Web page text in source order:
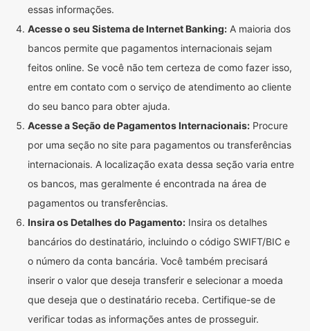
essas informações.
Acesse o seu Sistema de Internet Banking: A maioria dos
bancos permite que pagamentos internacionais sejam
feitos online. Se você não tem certeza de como fazer isso,
entre em contato com o serviço de atendimento ao cliente
do seu banco para obter ajuda.
Acesse a Seção de Pagamentos Internacionais: Procure
por uma seção no site para pagamentos ou transferências
internacionais. A localização exata dessa seção varia entre
os bancos, mas geralmente é encontrada na área de
pagamentos ou transferências.
Insira os Detalhes do Pagamento: Insira os detalhes
bancários do destinatário, incluindo o código SWIFT/BIC e
o número da conta bancária. Você também precisará
inserir o valor que deseja transferir e selecionar a moeda
que deseja que o destinatário receba. Certifique-se de
verificar todas as informações antes de prosseguir.